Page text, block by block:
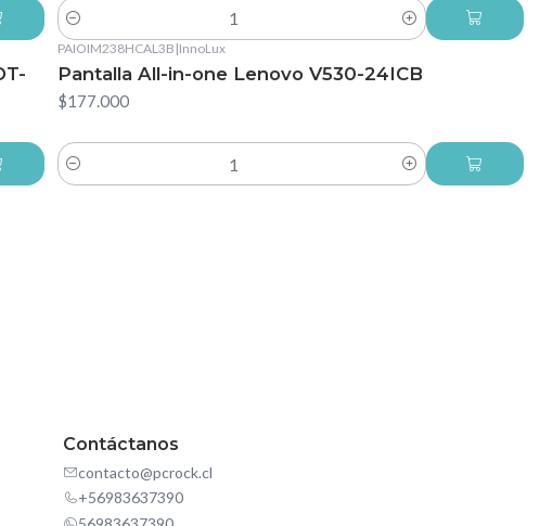
Cantidad
PAIOIM238HCAL3B |InnoLux
Pantalla All-in-one Lenovo V530-24ICB
$177.000
Cantidad
Contáctanos
contacto@pcrock.cl
+56983637390